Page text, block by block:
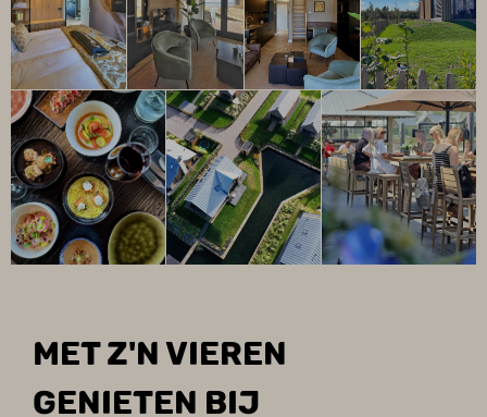
MET Z'N VIEREN
GENIETEN BIJ